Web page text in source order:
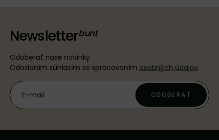
Newsletter
Odoberať naše novinky
Odoslaním súhlasím so spracovaním osobných údajov.
ODOBERAŤ